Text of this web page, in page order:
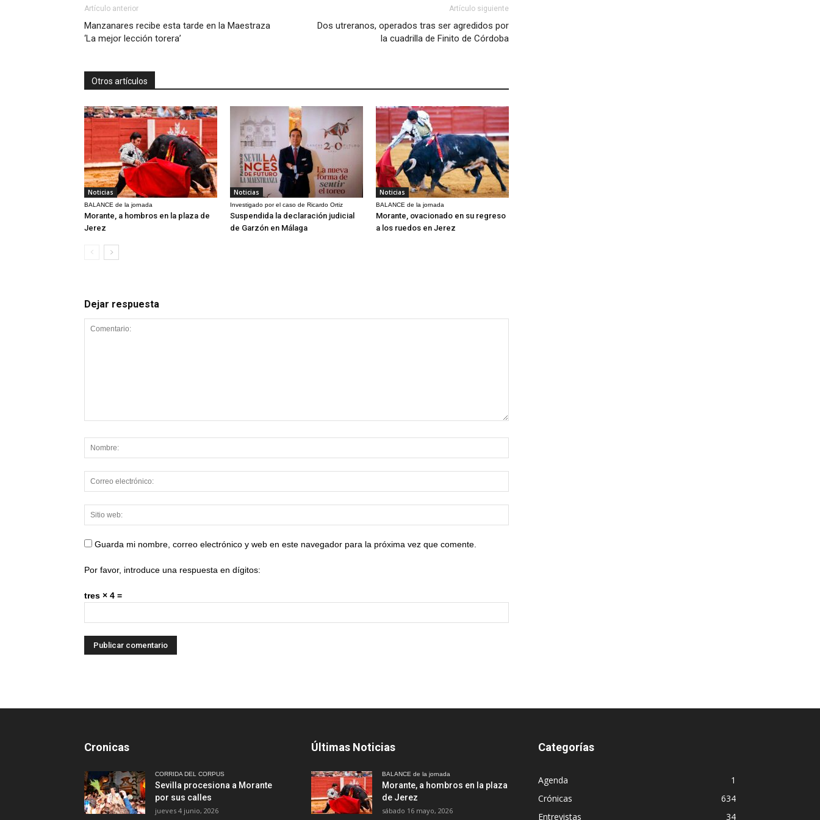
Artículo anterior
Manzanares recibe esta tarde en la Maestraza
‘La mejor lección torera’
Artículo siguiente
Dos utreranos, operados tras ser agredidos por
la cuadrilla de Finito de Córdoba
Otros artículos
Noticias
BALANCE de la jornada
Morante, a hombros en la plaza de
Jerez
Noticias
Investigado por el caso de Ricardo Ortiz
Suspendida la declaración judicial
de Garzón en Málaga
Noticias
BALANCE de la jornada
Morante, ovacionado en su regreso
a los ruedos en Jerez
Dejar respuesta
Guarda mi nombre, correo electrónico y web en este navegador para la próxima vez que comente.
Por favor, introduce una respuesta en dígitos:
tres × 4 =
Cronicas
CORRIDA DEL CORPUS
Sevilla procesiona a Morante
por sus calles
jueves 4 junio, 2026
Últimas Noticias
BALANCE de la jornada
Morante, a hombros en la plaza
de Jerez
sábado 16 mayo, 2026
Categorías
Agenda
1
Crónicas
634
Entrevistas
34